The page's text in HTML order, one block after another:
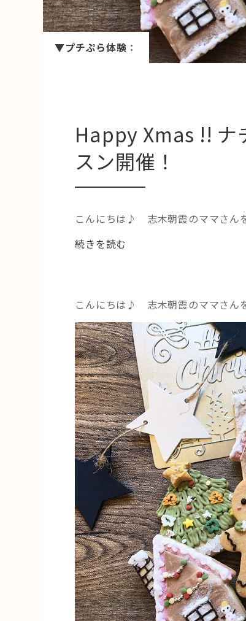
「ひと」
協賛・協力店
▼プチぷら体験 ：
Happy Xmas !! ナ
スン開催！
こんにちは♪ 志木朝霞のママさん
“Happy
ナ
チ
ュ
ラ
ル
ア
イ
シ
ン
グ
ク
ー
レ
ッ
ス
ン
開
催！”
の
続きを読む
こんにちは♪ 志木朝霞のママさん